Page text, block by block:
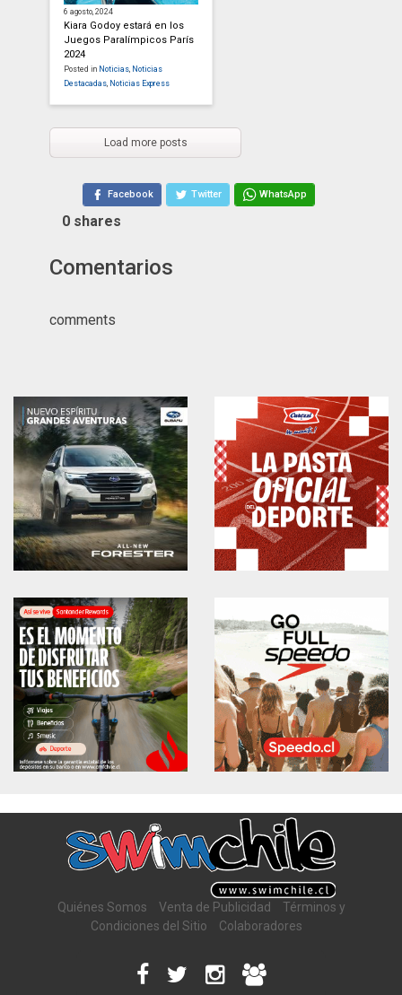
6 agosto, 2024
Kiara Godoy estará en los
Juegos Paralímpicos París
2024
Posted in Noticias Noticias
Destacadas Noticias Express
Load more posts
Facebook Twitter WhatsApp
0 shares
Comentarios
comments
Quiénes Somos Venta de Publicidad
Términos y
Condiciones del Sitio
Colaboradores